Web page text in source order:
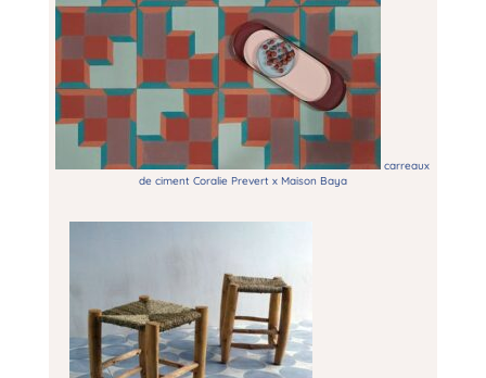
carreaux
de ciment Coralie Prevert x Maison Baya